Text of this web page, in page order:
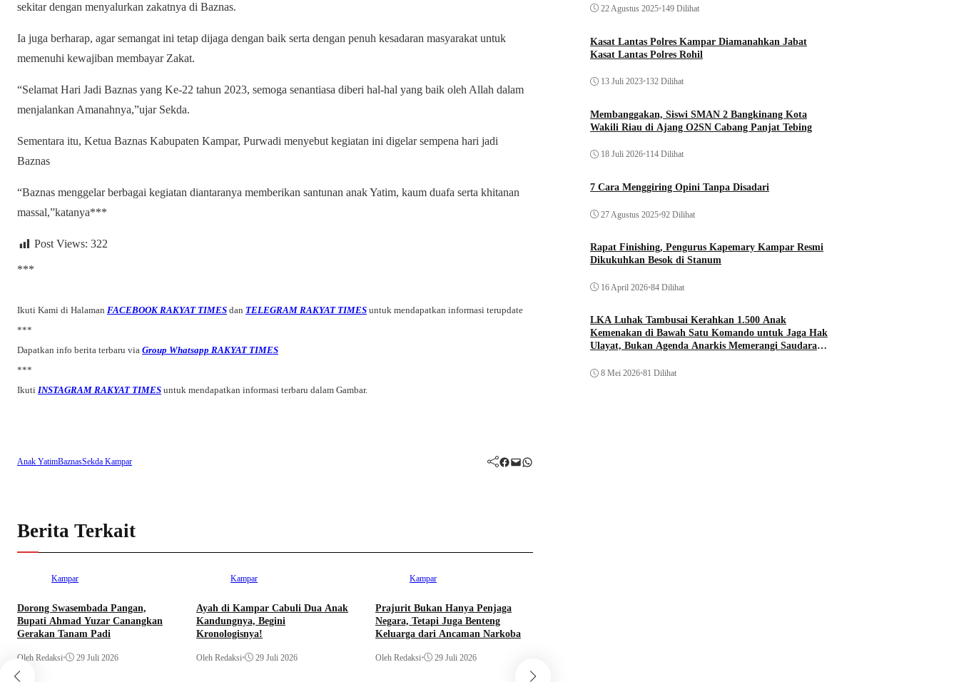
sekitar dengan menyalurkan zakatnya di Baznas.
Ia juga berharap, agar semangat ini tetap dijaga dengan baik serta dengan penuh kesadaran masyarakat untuk
memenuhi kewajiban membayar Zakat.
“Selamat Hari Jadi Baznas yang Ke-22 tahun 2023, semoga senantiasa diberi hal-hal yang baik oleh Allah dalam
menjalankan Amanahnya,”ujar Sekda.
Sementara itu, Ketua Baznas Kabupaten Kampar, Purwadi menyebut kegiatan ini digelar sempena hari jadi
Baznas
“Baznas menggelar berbagai kegiatan diantaranya memberikan santunan anak Yatim, kaum duafa serta khitanan
massal,”katanya***
Post Views: 322
***
Ikuti Kami di Halaman FACEBOOK RAKYAT TIMES dan TELEGRAM RAKYAT TIMES untuk mendapatkan informasi terupdate
***
Dapatkan info berita terbaru via Group Whatsapp RAKYAT TIMES
***
Ikuti INSTAGRAM RAKYAT TIMES untuk mendapatkan informasi terbaru dalam Gambar.
Anak YatimBaznasSekda Kampar Facebook Mail WhatsApp
Berita Terkait
Kampar
Dorong Swasembada Pangan,
Bupati Ahmad Yuzar Canangkan
Gerakan Tanam Padi
Oleh Redaksi• 29 Juli 2026
Kampar
Ayah di Kampar Cabuli Dua Anak
Kandungnya, Begini
Kronologisnya!
Oleh Redaksi• 29 Juli 2026
Kampar
Prajurit Bukan Hanya Penjaga
Negara, Tetapi Juga Benteng
Keluarga dari Ancaman Narkoba
Oleh Redaksi• 29 Juli 2026
22 Agustus 2025•149 Dilihat
Kasat Lantas Polres Kampar Diamanahkan Jabat
Kasat Lantas Polres Rohil
13 Juli 2023•132 Dilihat
Membanggakan, Siswi SMAN 2 Bangkinang Kota
Wakili Riau di Ajang O2SN Cabang Panjat Tebing
18 Juli 2026•114 Dilihat
7 Cara Menggiring Opini Tanpa Disadari
27 Agustus 2025•92 Dilihat
Rapat Finishing, Pengurus Kapemary Kampar Resmi
Dikukuhkan Besok di Stanum
16 April 2026•84 Dilihat
LKA Luhak Tambusai Kerahkan 1.500 Anak
Kemenakan di Bawah Satu Komando untuk Jaga Hak
Ulayat, Bukan Agenda Anarkis Memerangi Saudara
8 Mei 2026•81 Dilihat